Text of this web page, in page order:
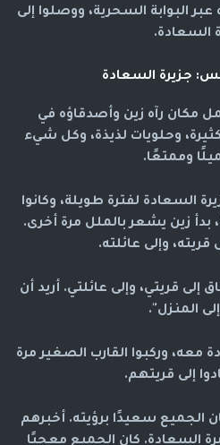
البوابة السحرية، ووصلوا إلى
السعادة.
جزيرة السعادة
مكان رآه زين وأصدقاؤه في
وحلويات لذيذة، وكل شيء
وممتعًا.
السعادة لفترة طويلة، وكانوا
زين يشعر بالملل مرة أخرى.
وإلى عائلته.
إلى قريتي، وإلى عائلتي. أريد أن
المنزل".
معه، وركبوا القارب الصغير مرة
إلى قريتهم.
الجميع سعيدًا برؤيته. أخبرهم
السعادة. كان الجميع معجبًا